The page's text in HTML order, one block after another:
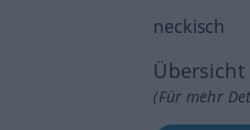
neckisch
(Für mehr